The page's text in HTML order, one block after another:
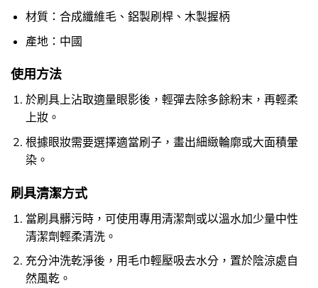
材質：合成纖維毛、鋁製刷桿、木製握柄
產地：中國
使用方法
於刷具上沾取適量眼影後，輕彈去除多餘粉末，再輕柔
上妝。
根據眼妝需要選擇適當刷子，畫出細緻輪廓或大面積暈
染。
刷具清潔方式
當刷具髒污時，可使用專用清潔劑或以溫水加少量中性
清潔劑輕柔清洗。
充分沖洗乾淨後，用毛巾輕壓吸去水分，置於陰涼處自
然風乾。